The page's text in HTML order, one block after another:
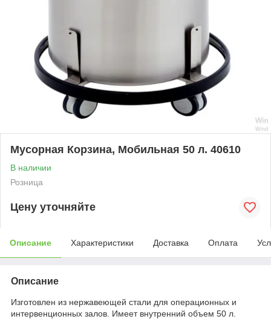
Мусорная Корзина, Мобильная 50 л. 40610
В наличии
Розница
Цену уточняйте
Описание Характеристики Доставка Оплата
Описание
Изготовлен из нержавеющей стали для операционных и
интервенционных залов. Имеет внутренний объем 50 л.